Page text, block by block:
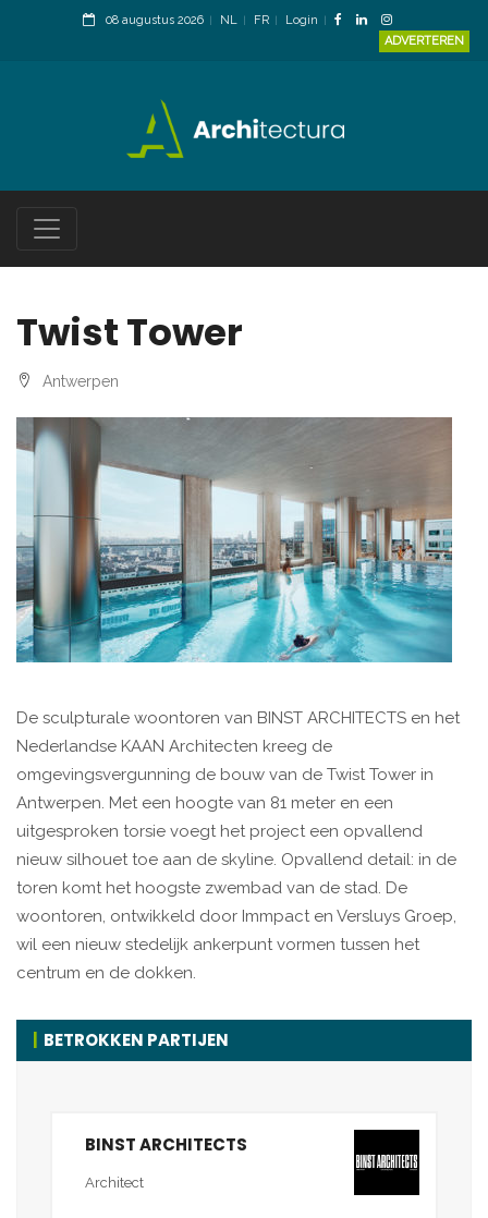
08 augustus 2026 NL FR
Login
ADVERTEREN
Twist Tower
Antwerpen
De sculpturale woontoren van BINST ARCHITECTS en het
Nederlandse KAAN Architecten kreeg de
omgevingsvergunning de bouw van de Twist Tower in
Antwerpen. Met een hoogte van 81 meter en een
uitgesproken torsie voegt het project een opvallend
nieuw silhouet toe aan de skyline. Opvallend detail: in de
toren komt het hoogste zwembad van de stad. De
woontoren, ontwikkeld door Immpact en Versluys Groep,
wil een nieuw stedelijk ankerpunt vormen tussen het
centrum en de dokken.
BETROKKEN PARTIJEN
BINST ARCHITECTS
Architect